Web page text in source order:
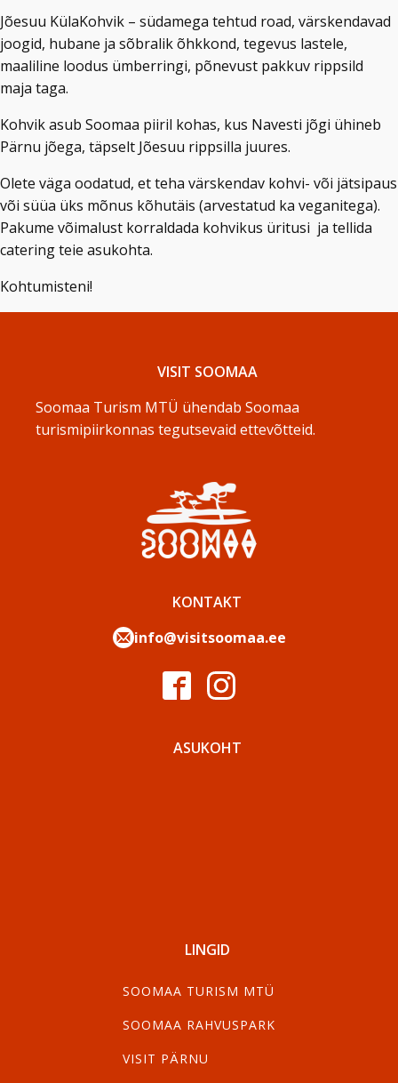
Jõesuu KülaKohvik – südamega tehtud road, värskendavad
joogid, hubane ja sõbralik õhkkond, tegevus lastele,
maaliline loodus ümberringi, põnevust pakkuv rippsild
maja taga.
Kohvik asub Soomaa piiril kohas, kus Navesti jõgi ühineb
Pärnu jõega, täpselt Jõesuu rippsilla juures.
Olete väga oodatud, et teha värskendav kohvi- või jätsipaus
või süüa üks mõnus kõhutäis (arvestatud ka veganitega).
Pakume võimalust korraldada kohvikus üritusi ja tellida
catering teie asukohta.
Kohtumisteni!
VISIT SOOMAA
Soomaa Turism MTÜ ühendab Soomaa
turismipiirkonnas tegutsevaid ettevõtteid.
KONTAKT
info@visitsoomaa.ee
ASUKOHT
LINGID
SOOMAA TURISM MTÜ
SOOMAA RAHVUSPARK
VISIT PÄRNU